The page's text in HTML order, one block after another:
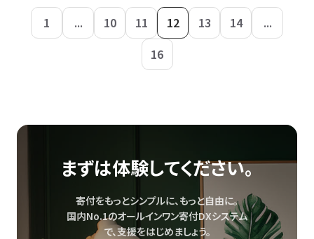
1 ... 10 11 12 13 14
...
16
まずは体験してください。
寄付をもっとシンプルに、もっと自由に。
国内No.1のオールインワン寄付DXシステム
で、支援をはじめましょう。